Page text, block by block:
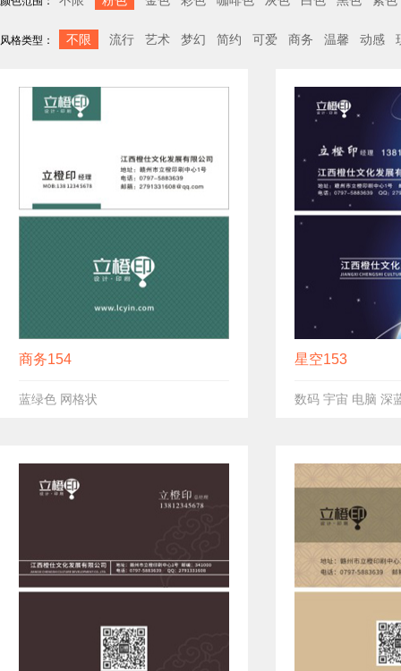
风格类型： 不限 流行 艺术 梦幻 简约 可爱 商务 温馨 动感
商务154
蓝绿色 网格状
星空153
数码 宇宙 电脑 深